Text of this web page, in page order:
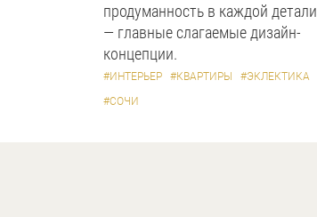
продуманность в каждой детали
— главные слагаемые дизайн-
концепции.
#ИНТЕРЬЕР #КВАРТИРЫ
#ЭКЛЕКТИКА
#СОЧИ